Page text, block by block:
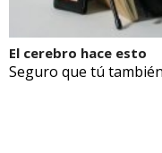
El cerebro hace esto
Seguro que tú